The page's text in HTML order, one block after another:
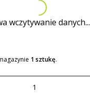
wczytywanie danych...
1 sztukę.